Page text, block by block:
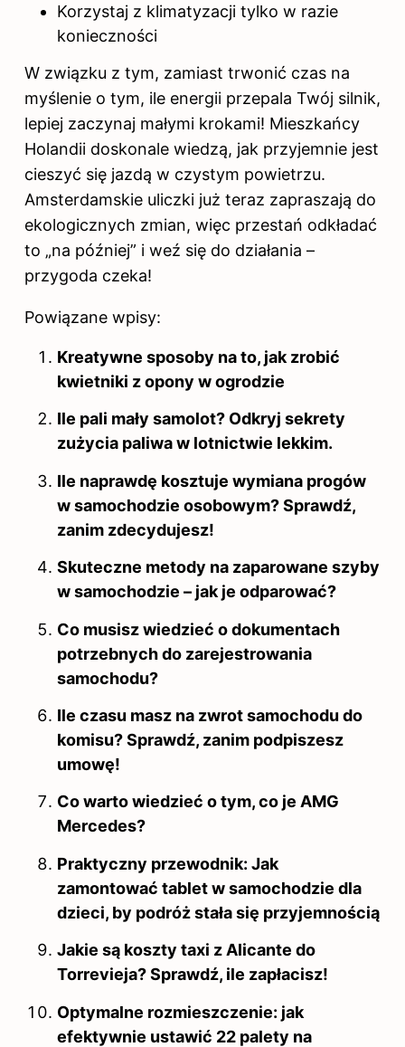
Korzystaj z klimatyzacji tylko w razie
konieczności
W związku z tym, zamiast trwonić czas na
myślenie o tym, ile energii przepala Twój silnik,
lepiej zaczynaj małymi krokami! Mieszkańcy
Holandii doskonale wiedzą, jak przyjemnie jest
cieszyć się jazdą w czystym powietrzu.
Amsterdamskie uliczki już teraz zapraszają do
ekologicznych zmian, więc przestań odkładać
to „na później” i weź się do działania –
przygoda czeka!
Powiązane wpisy:
Kreatywne sposoby na to, jak zrobić
kwietniki z opony w ogrodzie
Ile pali mały samolot? Odkryj sekrety
zużycia paliwa w lotnictwie lekkim.
Ile naprawdę kosztuje wymiana progów
w samochodzie osobowym? Sprawdź,
zanim zdecydujesz!
Skuteczne metody na zaparowane szyby
w samochodzie – jak je odparować?
Co musisz wiedzieć o dokumentach
potrzebnych do zarejestrowania
samochodu?
Ile czasu masz na zwrot samochodu do
komisu? Sprawdź, zanim podpiszesz
umowę!
Co warto wiedzieć o tym, co je AMG
Mercedes?
Praktyczny przewodnik: Jak
zamontować tablet w samochodzie dla
dzieci, by podróż stała się przyjemnością
Jakie są koszty taxi z Alicante do
Torrevieja? Sprawdź, ile zapłacisz!
Optymalne rozmieszczenie: jak
efektywnie ustawić 22 palety na